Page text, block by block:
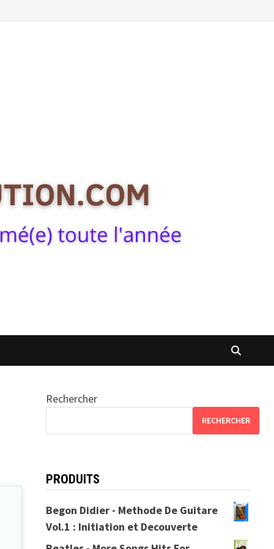
Rechercher
RECHERCHER
PRODUITS
Begon Didier - Methode De Guitare
Vol.1 : Initiation et Decouverte